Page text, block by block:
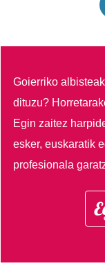
Goierriko
dituzu?
Egin zaitez
esker, euskaratik
profesionala